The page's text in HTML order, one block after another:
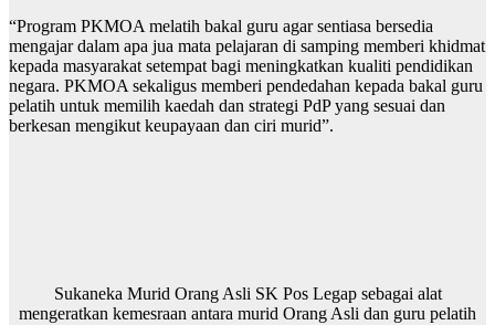
“Program PKMOA melatih bakal guru agar sentiasa bersedia
mengajar dalam apa jua mata pelajaran di samping memberi khidmat
kepada masyarakat setempat bagi meningkatkan kualiti pendidikan
negara. PKMOA sekaligus memberi pendedahan kepada bakal guru
pelatih untuk memilih kaedah dan strategi PdP yang sesuai dan
berkesan mengikut keupayaan dan ciri murid”.
Sukaneka Murid Orang Asli SK Pos Legap sebagai alat
mengeratkan kemesraan antara murid Orang Asli dan guru pelatih